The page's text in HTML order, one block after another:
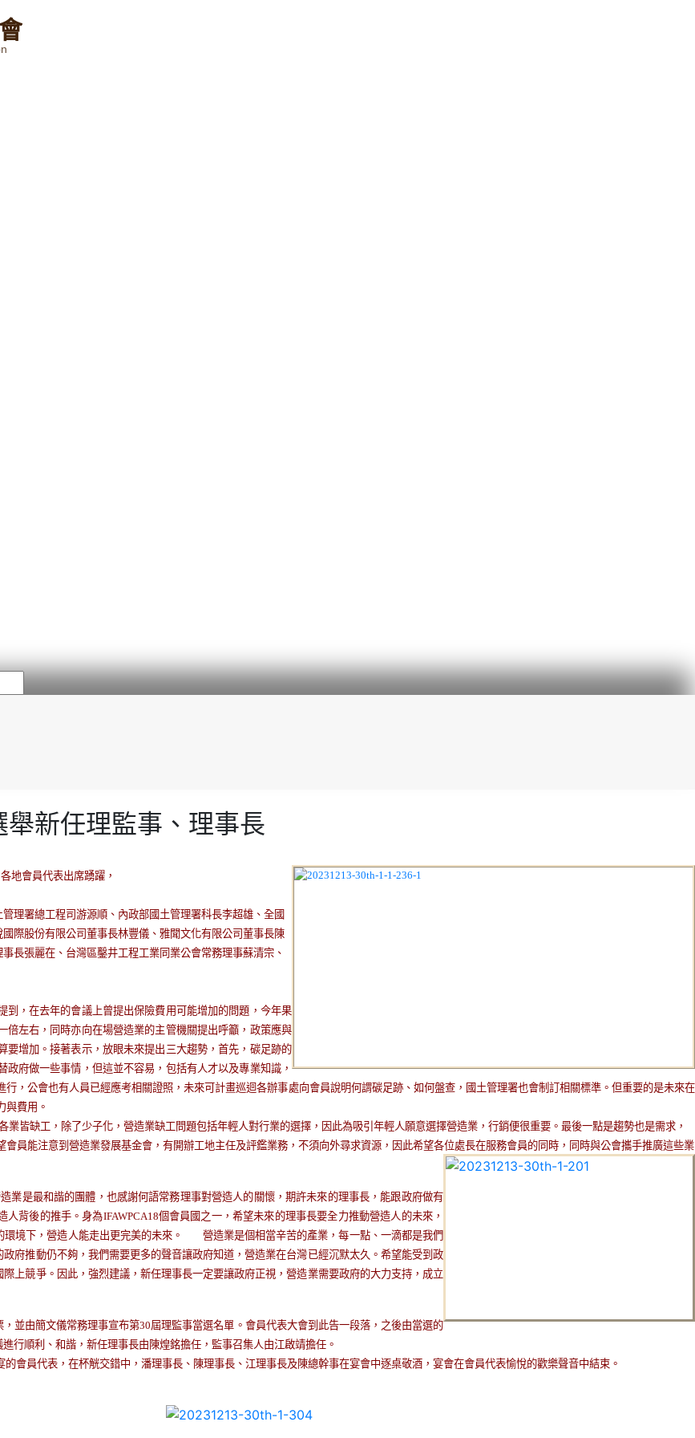
新任理監事、理事長
地會員代表出席踴躍，
理署總工程司游源順、內政部國土管理署科長李超雄、全國
際股份有限公司董事長林豐儀、雅聞文化有限公司董事長陳
長張麗在、台灣區鑿井工程工業同業公會常務理事蘇清宗、
到，在去年的會議上曾提出保險費用可能增加的問題，今年果
倍左右，同時亦向在場營造業的主管機關提出呼籲，政策應與
要增加。接著表示，放眼未來提出三大趨勢，首先，碳足跡的
政府做一些事情，但這並不容易，包括有人才以及專業知識，
行，公會也有人員已經應考相關證照，未來可計畫巡迴各辦事處向會員說明何謂碳足跡、如何盤查，國土管理署也會制訂相關標準。但重要的是未來在
與費用。
皆缺工，除了少子化，營造業缺工問題包括年輕人對行業的選擇，因此為吸引年輕人願意選擇營造業，行銷便很重要。最後一點是趨勢也是需求，
會員能注意到營造業發展基金會，有開辦工地主任及評鑑業務，不須向外尋求資源，因此希望各位處長在服務會員的同時，同時與公會攜手推廣這些業
業是最和諧的團體，也感謝何語常務理事對營造人的關懷，期許未來的理事長，能跟政府做有
背後的推手。身為IFAWPCA18個會員國之一，希望未來的理事長要全力推動營造人的未來，
境下，營造人能走出更完美的未來。
營造業是個相當辛苦的產業，每一點、一滴都是我們
府推動仍不夠，我們需要更多的聲音讓政府知道，營造業在台灣已經沉默太久。希望能受到政
上競爭。因此，強烈建議，新任理事長一定要讓政府正視，營造業需要政府的大力支持，成立
並由簡文儀常務理事宣布第30屆理監事當選名單。會員代表大會到此告一段落，之後由當選的
行順利、和諧，新任理事長由陳煌銘擔任，監事召集人由江啟靖擔任。
會員代表，在杯觥交錯中，潘理事長、陳理事長、江理事長及陳總幹事在宴會中逐桌敬酒，宴會在會員代表愉悅的歡樂聲音中結束 。